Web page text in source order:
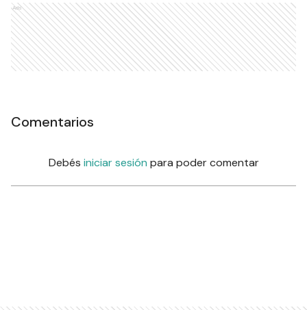
Ads
Comentarios
Debés iniciar sesión para poder comentar